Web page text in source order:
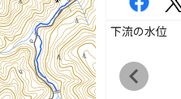
下流の水位
chevron_left